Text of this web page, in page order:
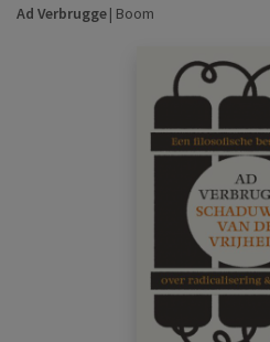
Ad Verbrugge| Boom